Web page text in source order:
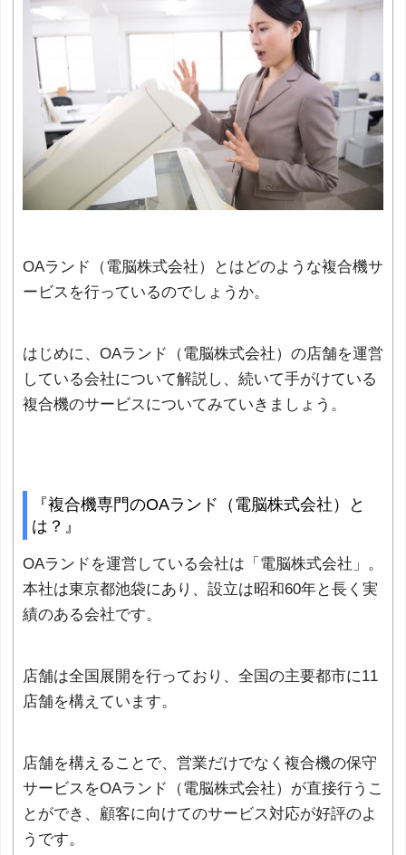
OAランド（電脳株式会社）とはどのような複合機サ
ービスを行っているのでしょうか。
はじめに、OAランド（電脳株式会社）の店舗を運営
している会社について解説し、続いて手がけている
複合機のサービスについてみていきましょう。
『複合機専門のOAランド（電脳株式会社）と
は？』
OAランドを運営している会社は「電脳株式会社」。
本社は東京都池袋にあり、設立は昭和60年と長く実
績のある会社です。
店舗は全国展開を行っており、全国の主要都市に11
店舗を構えています。
店舗を構えることで、営業だけでなく複合機の保守
サービスをOAランド（電脳株式会社）が直接行うこ
とができ、顧客に向けてのサービス対応が好評のよ
うです。